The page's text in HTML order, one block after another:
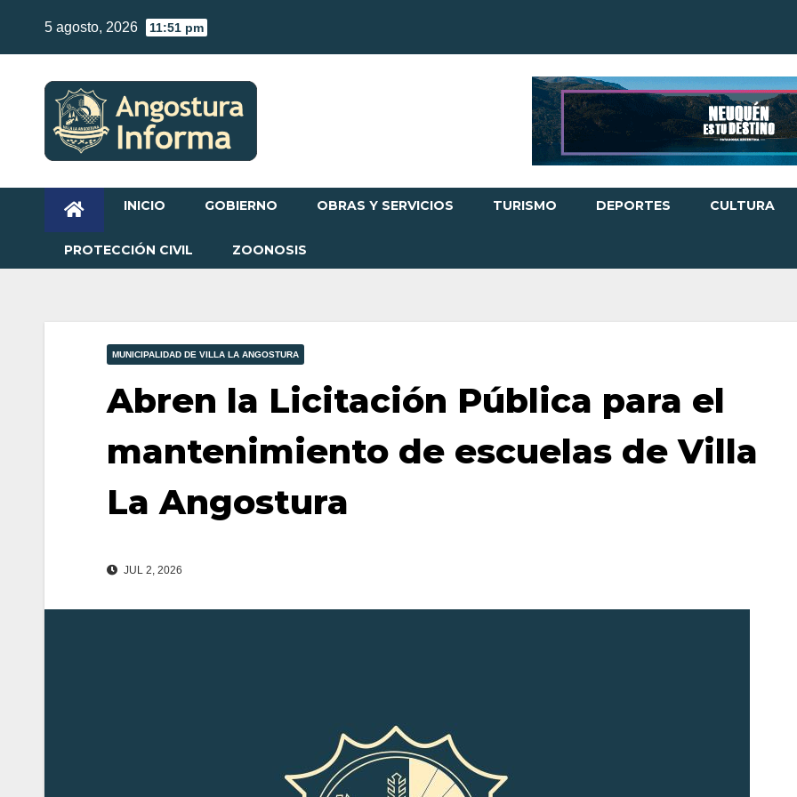
content
5 agosto, 2026 11:51 pm
INICIO GOBIERNO OBRAS Y SERVICIOS TURISMO DEPORTES CULTURA
PROTECCIÓN CIVIL ZOONOSIS
MUNICIPALIDAD DE VILLA LA ANGOSTURA
Abren la Licitación Pública para el
mantenimiento de escuelas de Villa
La Angostura
JUL 2, 2026